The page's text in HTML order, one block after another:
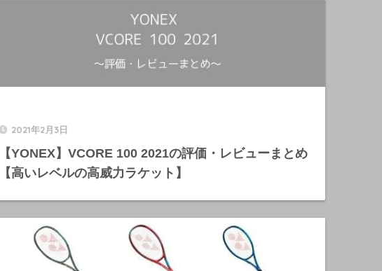
2021年2月3日
【YONEX】VCORE 100 2021の評価・レビューまとめ
【高いレベルの高威力ラケット】